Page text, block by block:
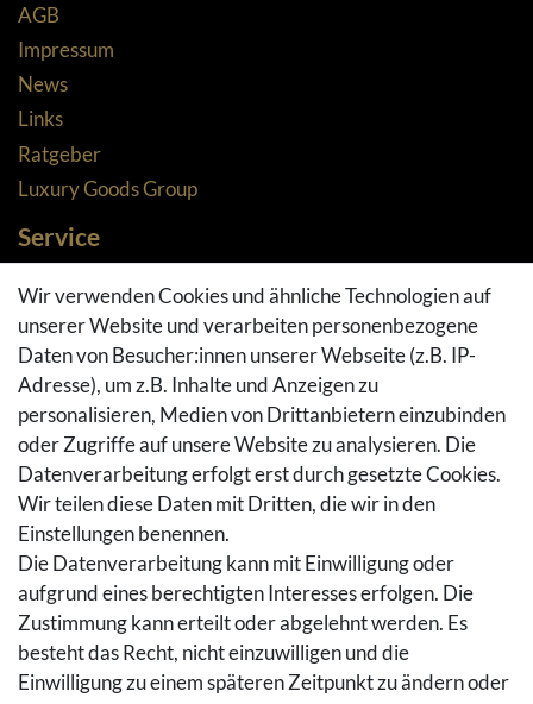
AGB
Impressum
News
Links
Ratgeber
Luxury Goods Group
Service
Zahlungsarten
Versandarten & -kosten
Widerrufsrecht
Rückgaberecht
Vertrag widerrufen
Warenkorb
Hilfe
Social Media
Facebook
Instagram
Pinterest
Youtube
Wir verwenden Cookies und ähnliche Technologien auf
unserer Website und verarbeiten personenbezogene
Daten von Besucher:innen unserer Webseite (z.B. IP-
Adresse), um z.B. Inhalte und Anzeigen zu
personalisieren, Medien von Drittanbietern einzubinden
oder Zugriffe auf unsere Website zu analysieren. Die
Datenverarbeitung erfolgt erst durch gesetzte Cookies.
Wir teilen diese Daten mit Dritten, die wir in den
Einstellungen benennen.
Die Datenverarbeitung kann mit Einwilligung oder
aufgrund eines berechtigten Interesses erfolgen. Die
Zustimmung kann erteilt oder abgelehnt werden. Es
besteht das Recht, nicht einzuwilligen und die
Einwilligung zu einem späteren Zeitpunkt zu ändern oder